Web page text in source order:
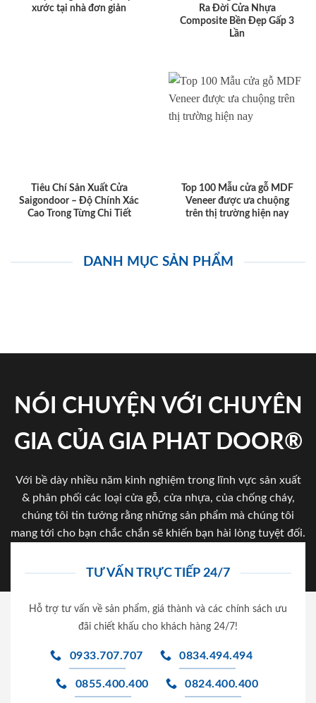
xước tại nhà đơn giản
Ra Đời Cửa Nhựa
Composite Bền Đẹp Gấp 3
Lần
Tiêu Chí Sản Xuất Cửa
Saigondoor – Độ Chính Xác
Cao Trong Từng Chi Tiết
Top 100 Mẫu cửa gỗ MDF
Veneer được ưa chuộng
trên thị trường hiện nay
DANH MỤC SẢN PHẨM
NÓI CHUYỆN VỚI CHUYÊN
GIA CỦA GIA PHAT DOOR®
Với bề dày nhiều năm kinh nghiệm trong lĩnh vực sản xuất
& phân phối các loại cửa gỗ, cửa nhựa, của chống cháy,
chúng tôi tin tưởng rằng những sản phẩm mà chúng tôi
mang tới cho bạn chắc chắn sẽ khiến bạn hài lòng tuyệt đối.
TƯ VẤN TRỰC TIẾP 24/7
Hỗ trợ tư vấn về sản phẩm, giá thành và các chính sách ưu
đãi chiết khấu cho khách hàng 24/7!
0933.707.707 0834.494.494
0855.400.400 0824.400.400